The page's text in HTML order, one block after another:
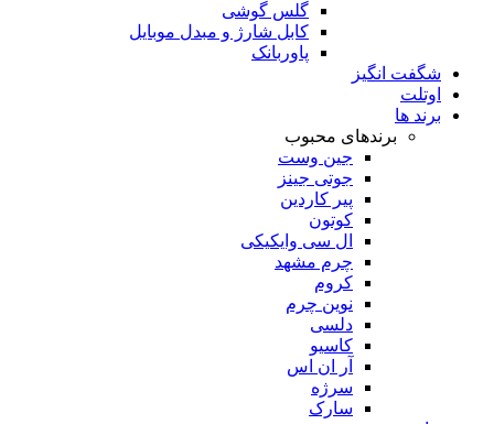
گلس گوشی
کابل شارژ و مبدل موبایل
پاوربانک
شگفت انگیز
اوتلت
برند ها
برندهای محبوب
جین وست
جوتی جینز
پیر کاردین
کوتون
ال سی وایکیکی
چرم مشهد
کروم
نوین چرم
دلسی
کاسیو
آر ان اس
سرژه
سارک